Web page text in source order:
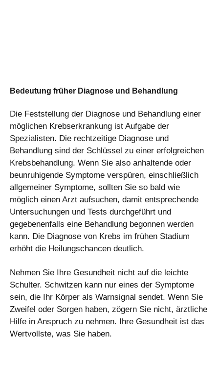
Bedeutung früher Diagnose und Behandlung
Die Feststellung der Diagnose und Behandlung einer
möglichen Krebserkrankung ist Aufgabe der
Spezialisten. Die rechtzeitige Diagnose und
Behandlung sind der Schlüssel zu einer erfolgreichen
Krebsbehandlung. Wenn Sie also anhaltende oder
beunruhigende Symptome verspüren, einschließlich
allgemeiner Symptome, sollten Sie so bald wie
möglich einen Arzt aufsuchen, damit entsprechende
Untersuchungen und Tests durchgeführt und
gegebenenfalls eine Behandlung begonnen werden
kann. Die Diagnose von Krebs im frühen Stadium
erhöht die Heilungschancen deutlich.
Nehmen Sie Ihre Gesundheit nicht auf die leichte
Schulter. Schwitzen kann nur eines der Symptome
sein, die Ihr Körper als Warnsignal sendet. Wenn Sie
Zweifel oder Sorgen haben, zögern Sie nicht, ärztliche
Hilfe in Anspruch zu nehmen. Ihre Gesundheit ist das
Wertvollste, was Sie haben.